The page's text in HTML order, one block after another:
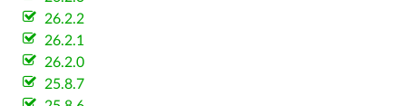
26.2.2
26.2.1
26.2.0
25.8.7